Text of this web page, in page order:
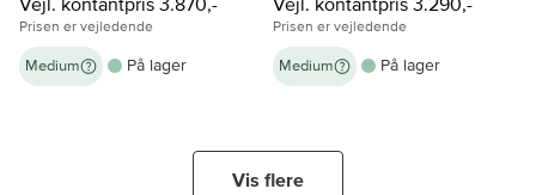
Vejl. kontantpris 3.870,-
Prisen er vejledende
Medium På lager
Vejl. kontantpris 3.290,-
Prisen er vejledende
Medium På lager
Vis flere